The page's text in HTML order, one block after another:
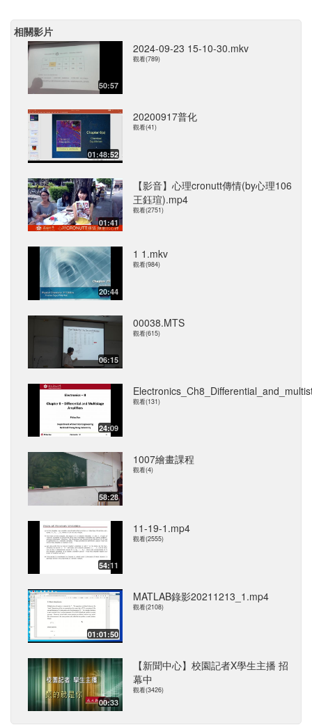
相關影片
50:57
2024-09-23 15-10-30.mkv
觀看(789)
01:48:52
20200917普化
觀看(41)
01:41
【影音】心理cronutt傳情(by心理106
王鈺瑄).mp4
觀看(2751)
20:44
1 1.mkv
觀看(984)
06:15
00038.MTS
觀看(615)
24:09
觀看(131)
58:28
1007繪畫課程
觀看(4)
54:11
11-19-1.mp4
觀看(2555)
01:01:50
MATLAB錄影20211213_1.mp4
觀看(2108)
00:33
【新聞中心】校園記者X學生主播 招
幕中
觀看(3426)